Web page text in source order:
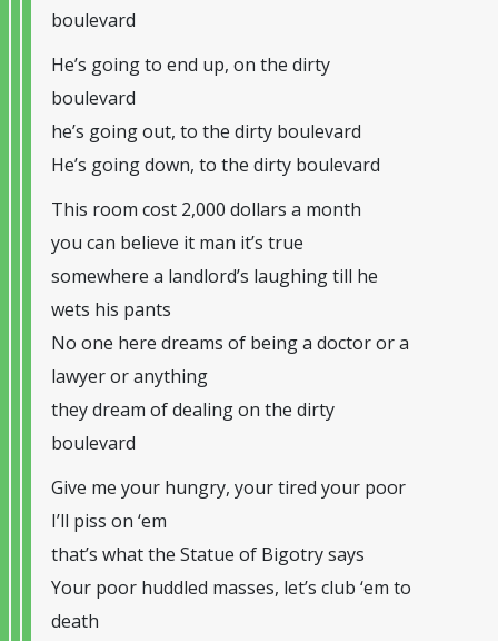
boulevard
He’s going to end up, on the dirty
boulevard
he’s going out, to the dirty boulevard
He’s going down, to the dirty boulevard
This room cost 2,000 dollars a month
you can believe it man it’s true
somewhere a landlord’s laughing till he
wets his pants
No one here dreams of being a doctor or a
lawyer or anything
they dream of dealing on the dirty
boulevard
Give me your hungry, your tired your poor
I’ll piss on ‘em
that’s what the Statue of Bigotry says
Your poor huddled masses, let’s club ‘em to
death